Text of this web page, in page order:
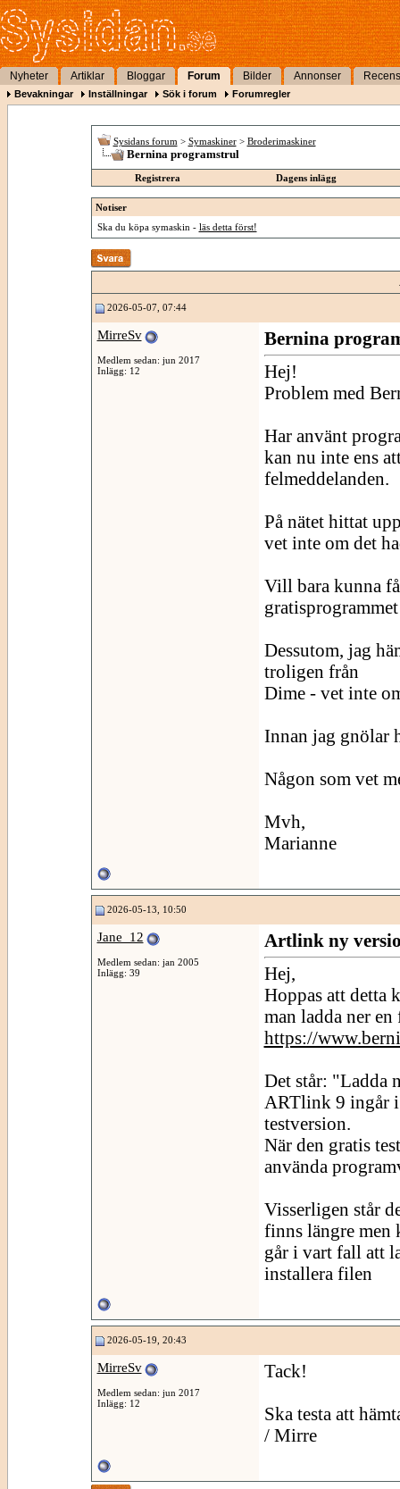
Nyheter Artiklar Bloggar Forum Bilder Annonser
Bevakningar Inställningar Sök i forum Forumregler
Sysidans forum > Symaskiner > Broderimaskiner
Bernina programstrul
Registrera Dagens inlägg
Notiser
Ska du köpa symaskin - läs detta först!
2026-05-07, 07:44
MirreSv
Medlem sedan: jun 2017
Inlägg: 12
Bernina
Hej!
Problem med
Har använt
kan nu inte ens
felmeddelanden.
På nätet hittat
vet inte om det
Vill bara kunna
Dessutom, jag
troligen från
Dime - vet inte
Innan jag gnölar
Någon som vet
Mvh,
Marianne
2026-05-13, 10:50
Jane_12
Medlem sedan: jan 2005
Inlägg: 39
Artlink ny
Hej,
Hoppas att detta
man ladda ner
https://
Det står: "Ladda
ARTlink 9 ingår
testversion.
När den gratis
använda
Visserligen står
finns längre men
går i vart fall att
installera filen
2026-05-19, 20:43
MirreSv
Medlem sedan: jun 2017
Inlägg: 12
Tack!
Ska testa att
/ Mirre